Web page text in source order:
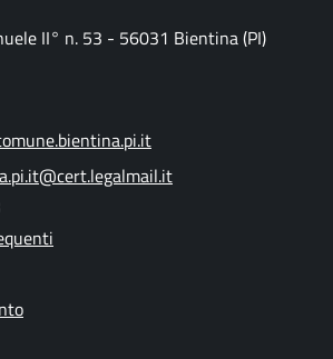
II° n. 53 - 56031 Bientina (PI)